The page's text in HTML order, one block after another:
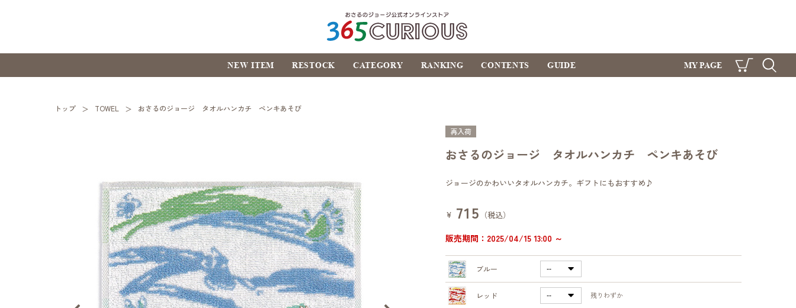
おさるのジョージ公式オ
ンラインストア
NEW ITEM RESTOCK CATEGORY RANKING CONTENTS GUIDE
MY PAGE
CART SEARCH
トップ TOWEL おさるのジョージ タオルハンカチ ペンキあそび
再入荷
おさるのジョージ タオルハンカチ ペンキあそび
ジョージのかわいいタオルハンカチ。ギフトにもおすすめ♪
¥ 715 （税込）
販売期間：2025/04/15 13:00 ～
ブルー
レッド 残りわずか